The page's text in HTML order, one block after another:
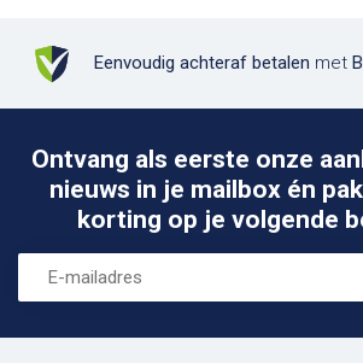
Eenvoudig achteraf betalen met
Ontvang als eerste onze
nieuws in je mailbox én
korting op je volgende